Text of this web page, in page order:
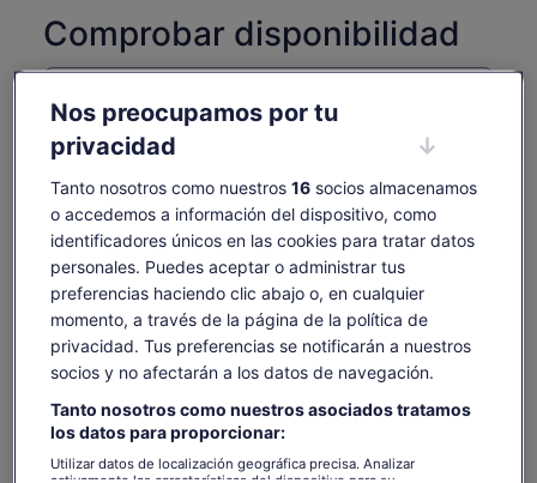
Comprobar disponibilidad
Fechas
sáb, 8 ago - sáb, 22 ago
Número de personas
1 adulto
sáb., 8 ago.
-
dom., 9 ago.
30 €
lun., 10 ago.
30 €
mar., 11 ago.
El
precio
de
30 €
por
30 €
incluye tasas e impuestos
Ver entradas
Es posible que el contenido de esta página se haya
traducido automáticamente.
Ver texto original (inglés)
Opinar sobre esta traducciónSe
abre
pestaña
Qué incluye y qué no
Nos preocupamos por tu
privacidad
Tanto nosotros como nuestros 16socios almacenamos
o accedemos a información del dispositivo, como
identificadores únicos en las cookies para tratar datos
personales. Puedes aceptar o administrar tus
preferencias haciendo clic abajo o, en cualquier
momento, a través de la página de la política de
privacidad. Tus preferencias se notificarán a nuestros
socios y no afectarán a los datos de navegación.
Tanto nosotros como nuestros asociados tratamos
los datos para proporcionar:
Utilizar datos de localización geográfica precisa. Analizar